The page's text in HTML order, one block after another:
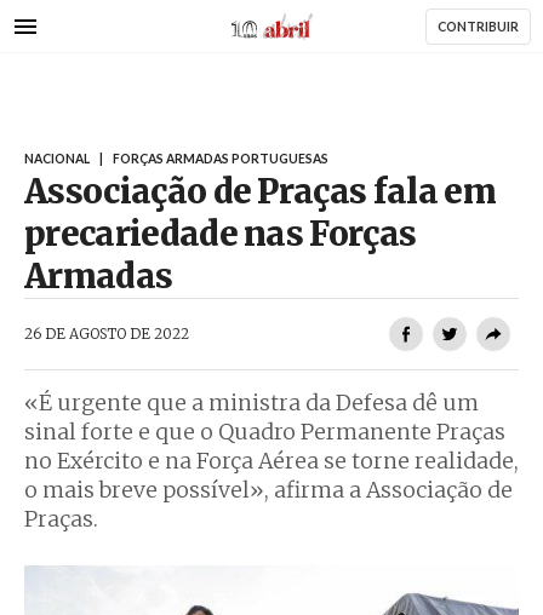
para
AbrilAbril CONTRIBUIR
NACIONAL FORÇAS ARMADAS PORTUGUESAS
Associação de Praças fala em
precariedade nas Forças
Armadas
26 DE AGOSTO DE 2022
«É urgente que a ministra da Defesa dê um
sinal forte e que o Quadro Permanente Praças
no Exército e na Força Aérea se torne realidade,
o mais breve possível», afirma a Associação de
Praças.